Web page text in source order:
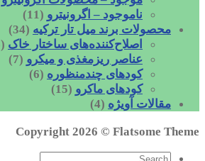
ناموجود – اگرونیترو (11)
محصولات برند میل تار ترکیه (34)
اصلاح‌کننده‌های ساختار خاک (6)
عناصر ریزمغذی و میکرو (7)
کودهای چندمنظوره (6)
کودهای ماکرو (15)
مقالات آویژه (4)
Copyright 2026 © Flatsome Theme